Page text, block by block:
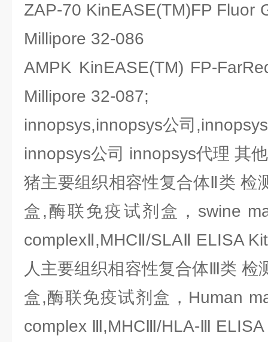
ZAP-70 KinEASE(TM)FP Fluor
Millipore 32-086
AMPK KinEASE(TM) FP-
Millipore 32-087;
innopsys,innopsys公司
innopsys公司 innopsys代理 其
猪主要组织相容性复合体Ⅱ类 检
盒,酶联免疫试剂盒，swine
complexⅡ,MHCⅡ/SLAⅡ ELISA Kit
人主要组织相容性复合体Ⅲ类 检
盒,酶联免疫试剂盒，Human
complex Ⅲ,MHCⅢ/HLA-Ⅲ ELISA